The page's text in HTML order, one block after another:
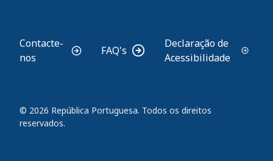
© 2026 República Portuguesa. Todos os direitos
reservados.
Contacte-
nos
FAQ's
Declaração de
Acessibilidade